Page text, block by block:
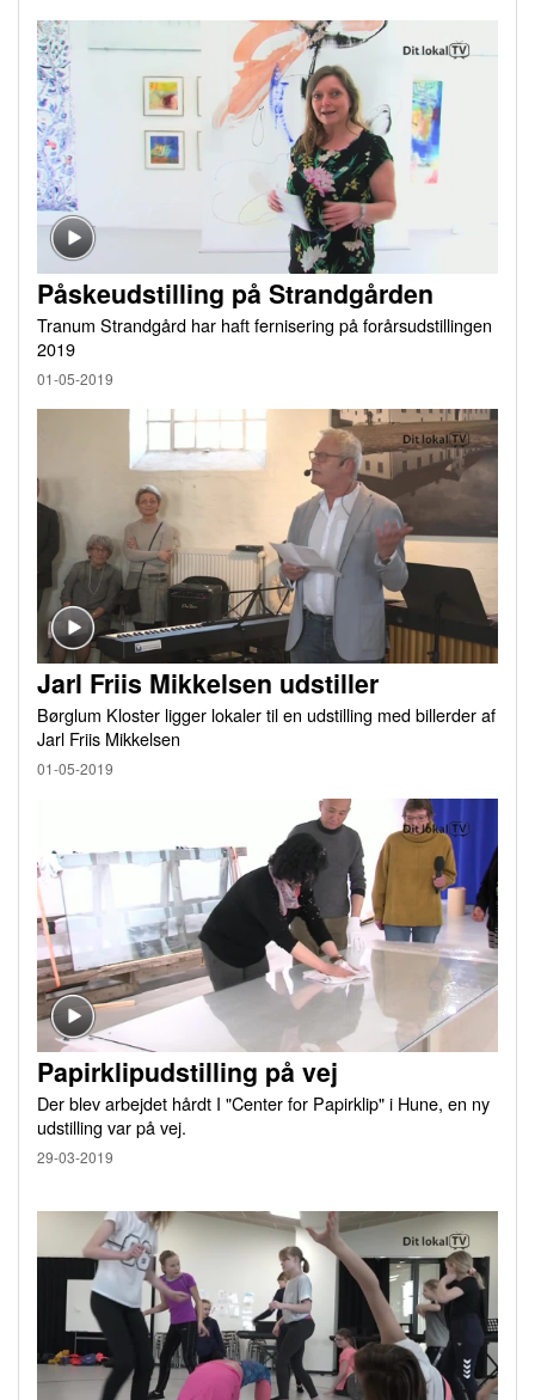
Påskeudstilling på Strandgården
Tranum Strandgård har haft fernisering på forårsudstillingen
2019
01-05-2019
Jarl Friis Mikkelsen udstiller
Børglum Kloster ligger lokaler til en udstilling med billerder af
Jarl Friis Mikkelsen
01-05-2019
Papirklipudstilling på vej
Der blev arbejdet hårdt I "Center for Papirklip" i Hune, en ny
udstilling var på vej.
29-03-2019